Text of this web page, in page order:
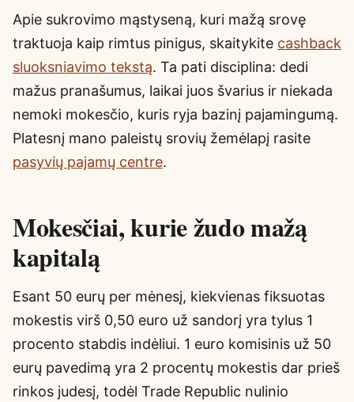
Apie sukrovimo mąstyseną, kuri mažą srovę
traktuoja kaip rimtus pinigus, skaitykite cashback
sluoksniavimo tekstą. Ta pati disciplina: dedi
mažus pranašumus, laikai juos švarius ir niekada
nemoki mokesčio, kuris ryja bazinį pajamingumą.
Platesnį mano paleistų srovių žemėlapį rasite
pasyvių pajamų centre.
Mokesčiai, kurie žudo mažą
kapitalą
Esant 50 eurų per mėnesį, kiekvienas fiksuotas
mokestis virš 0,50 euro už sandorį yra tylus 1
procento stabdis indėliui. 1 euro komisinis už 50
eurų pavedimą yra 2 procentų mokestis dar prieš
rinkos judesį, todėl Trade Republic nulinio